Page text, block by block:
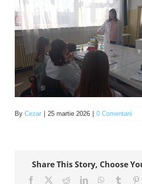
By Cezar 25 martie 2026 0 Comentarii
Share This Story, Choose
Facebook RedditLinkedInWhatsApp
Tumblr